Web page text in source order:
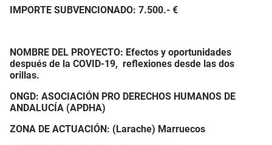
IMPORTE SUBVENCIONADO: 7.500.- €
NOMBRE DEL PROYECTO: Efectos y oportunidades
después de la COVID-19, reflexiones desde las dos
orillas.
ONGD: ASOCIACIÓN PRO DERECHOS HUMANOS DE
ANDALUCÍA (APDHA)
ZONA DE ACTUACIÓN: (Larache) Marruecos